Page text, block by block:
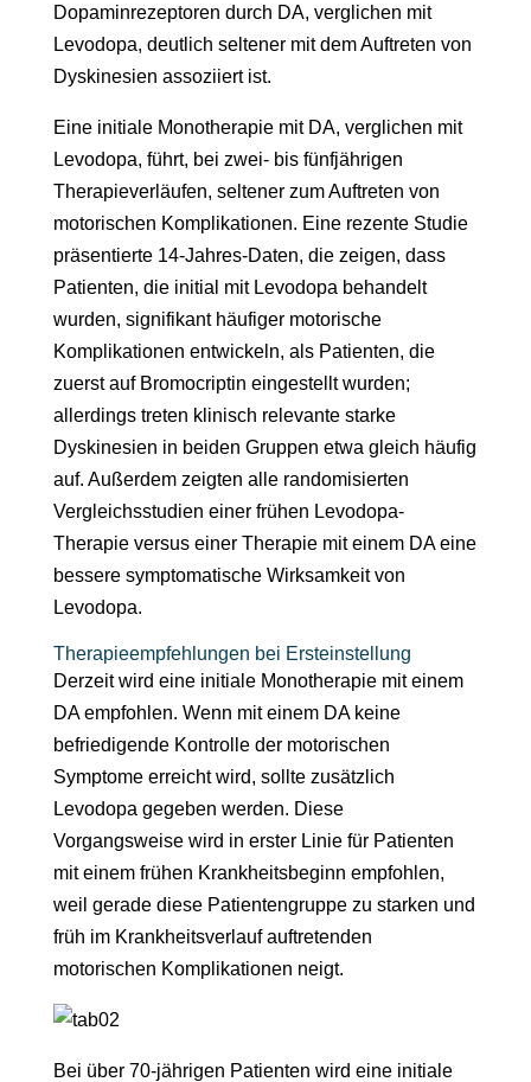
Dopaminrezeptoren durch DA, verglichen mit
Levodopa, deutlich seltener mit dem Auftreten von
Dyskinesien assoziiert ist.
Eine initiale Monotherapie mit DA, verglichen mit
Levodopa, führt, bei zwei- bis fünfjährigen
Therapieverläufen, seltener zum Auftreten von
motorischen Komplikationen. Eine rezente Studie
präsentierte 14-Jahres-Daten, die zeigen, dass
Patienten, die initial mit Levodopa behandelt
wurden, signifikant häufiger motorische
Komplikationen entwickeln, als Patienten, die
zuerst auf Bromocriptin eingestellt wurden;
allerdings treten klinisch relevante starke
Dyskinesien in beiden Gruppen etwa gleich häufig
auf. Außerdem zeigten alle randomisierten
Vergleichsstudien einer frühen Levodopa-
Therapie versus einer Therapie mit einem DA eine
bessere symptomatische Wirksamkeit von
Levodopa.
Therapieempfehlungen bei Ersteinstellung
Derzeit wird eine initiale Monotherapie mit einem
DA empfohlen. Wenn mit einem DA keine
befriedigende Kontrolle der motorischen
Symptome erreicht wird, sollte zusätzlich
Levodopa gegeben werden. Diese
Vorgangsweise wird in erster Linie für Patienten
mit einem frühen Krankheitsbeginn empfohlen,
weil gerade diese Patientengruppe zu starken und
früh im Krankheitsverlauf auftretenden
motorischen Komplikationen neigt.
Bei über 70-jährigen Patienten wird eine initiale